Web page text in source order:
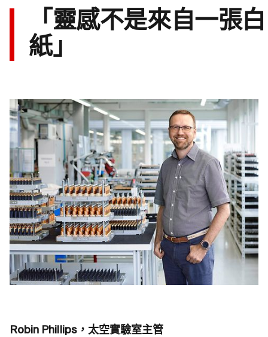
「靈感不是來自一張白
紙」
Robin Phillips，太空實驗室主管